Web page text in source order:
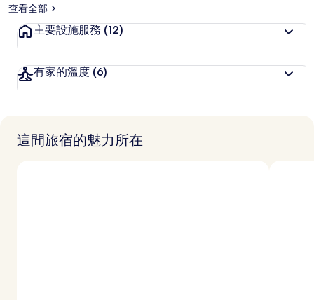
查看全部
主要設施服務 (12)
有家的溫度 (6)
這間旅宿的魅力所在